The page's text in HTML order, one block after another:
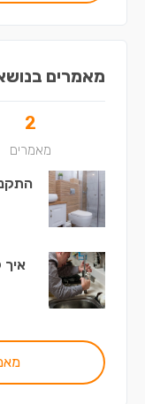
מאמרים
2
מאמרים
איך